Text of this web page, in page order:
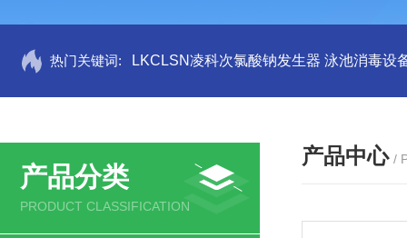
热门关键词: LKCLSN凌科次氯酸钠发生器 泳池消毒设
产品分类
PRODUCT CLASSIFICATION
产品中心 /